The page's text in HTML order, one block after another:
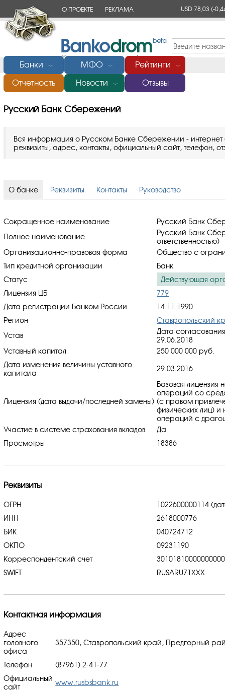
О ПРОЕКТЕ РЕКЛАМА USD 78,03(-
Банки ﹀ МФО ﹀ Рейтинги ﹀
Отчетность Новости ﹀ Отзывы
Главная/Банки России/Русский Банк Сбережений
Русский Банк Сбережений
Вся информация о Русском Банке Сбережении - интернет
реквизиты, адрес, контакты, официальный сайт, телефон,
О банке Реквизиты Контакты Руководство
Сокращенное наименование
Русский Банк
Полное наименование
Русский Банк
ответственностью)
Организационно-правовая форма
Общество с
Тип кредитной организации
Банк
Статус
Действующая
Лицензия ЦБ
779
Дата регистрации Банком России
14.11.1990
Регион
Ставропольский
Устав
Дата
29.06.2018
Уставный капитал
250 000 000 руб.
Дата изменения величины уставного
капитала
29.03.2016
Лицензия (дата выдачи/последней замены)
Базовая лицензия
операций со
(с правом
физических лиц) и
операций с
Участие в системе страхования вкладов
Да
Просмотры
18386
Реквизиты
ОГРН
1022600000114
ИНН
2618000776
БИК
040724712
ОКПО
09231190
Корреспондентский счет
SWIFT
RUSARU71XXX
Контактная информация
Адрес
головного
офиса
357350, Ставропольский край, Предгорный
Телефон
(87961) 2-41-77
Официальный
сайт
www.rusbsbank.ru